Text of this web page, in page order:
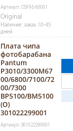
Артикул: C5F95-60001
Original
Наличие: заказ 10-45
дней
Плата чипа
фотобарабана
Pantum
P3010/3300M67
00/6800/7100/72
00/7300
BP5100/BM5100
(O)
301022299001
Артикул: 301022299001